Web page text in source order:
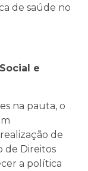
de saúde no
e
na pauta, o
de
de Direitos
a política